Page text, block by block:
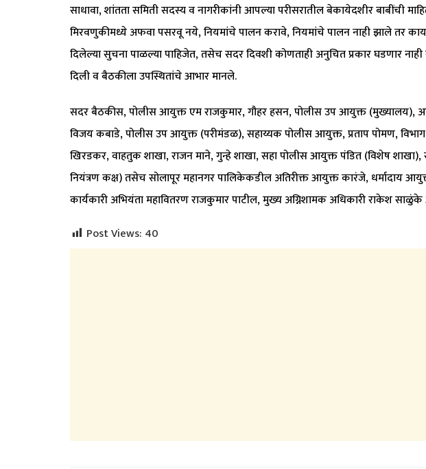
साधावा, शांतता समिती सदस्य व नागरीकांनी आपल्या परीसरातील बेकायेदशीर बाबींची
मिरवणुकीमध्ये अफवा पसरवू नये, नियमांचे पालन करावे, नियमांचे पालन नाही झाले तर
दिलेल्या सुचना पाळल्या पाहिजेत, तसेच सदर दिवशी कोणताही अनुचित प्रकार घडणार नाही
दिली व बैठकीला उपस्थितांचे आभार मानले.
सदर बैठकीस, पोलीस आयुक्त एम राजकुमार, गौहर हसन, पोलीस उप आयुक्त (मुख्यालय),
विजय कबाडे, पोलीस उप आयुक्त (परीमंडळ), सहाय्यक पोलीस आयुक्त, प्रताप पोमण,
खिरडकर, वाहतुक शाखा, राजन माने, गुन्हे शाखा, सहा पोलीस आयुक्त पंडित (विशेष शाखा),
नियंत्रण कक्ष) तसेच सोलापूर महानगर पालिकेकडील अतिरीक्त आयुक्त कारंजे, धर्मादाय
कार्यकारी अभियंता महावितरण राजकुमार पाटील, मुख्य अग्निशामक अधिकारी राकेश
Post Views: 40